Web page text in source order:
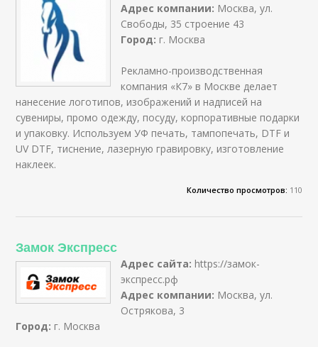
Адрес компании: Москва, ул.
Свободы, 35 строение 43
Город: г. Москва
Рекламно-производственная
компания «К7» в Москве делает
нанесение логотипов, изображений и надписей на
сувениры, промо одежду, посуду, корпоративные подарки
и упаковку. Используем УФ печать, тампопечать, DTF и
UV DTF, тиснение, лазерную гравировку, изготовление
наклеек.
Количество просмотров: 110
Замок Экспресс
Адрес сайта: https://замок-
экспресс.рф
Адрес компании: Москва, ул.
Острякова, 3
Город: г. Москва